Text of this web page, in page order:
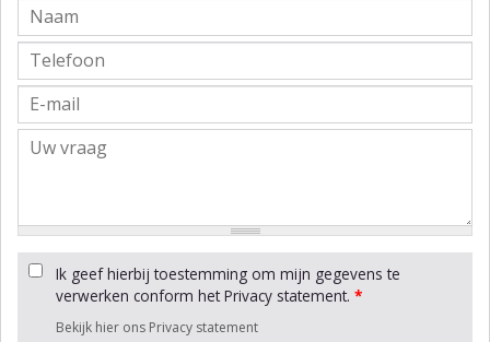
Ik geef hierbij toestemming om mijn gegevens te
verwerken conform het Privacy statement. *
Bekijk hier ons Privacy statement